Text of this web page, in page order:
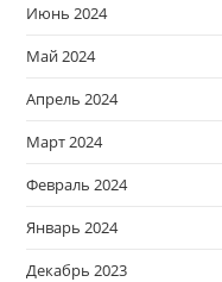
Июнь 2024
Май 2024
Апрель 2024
Март 2024
Февраль 2024
Январь 2024
Декабрь 2023